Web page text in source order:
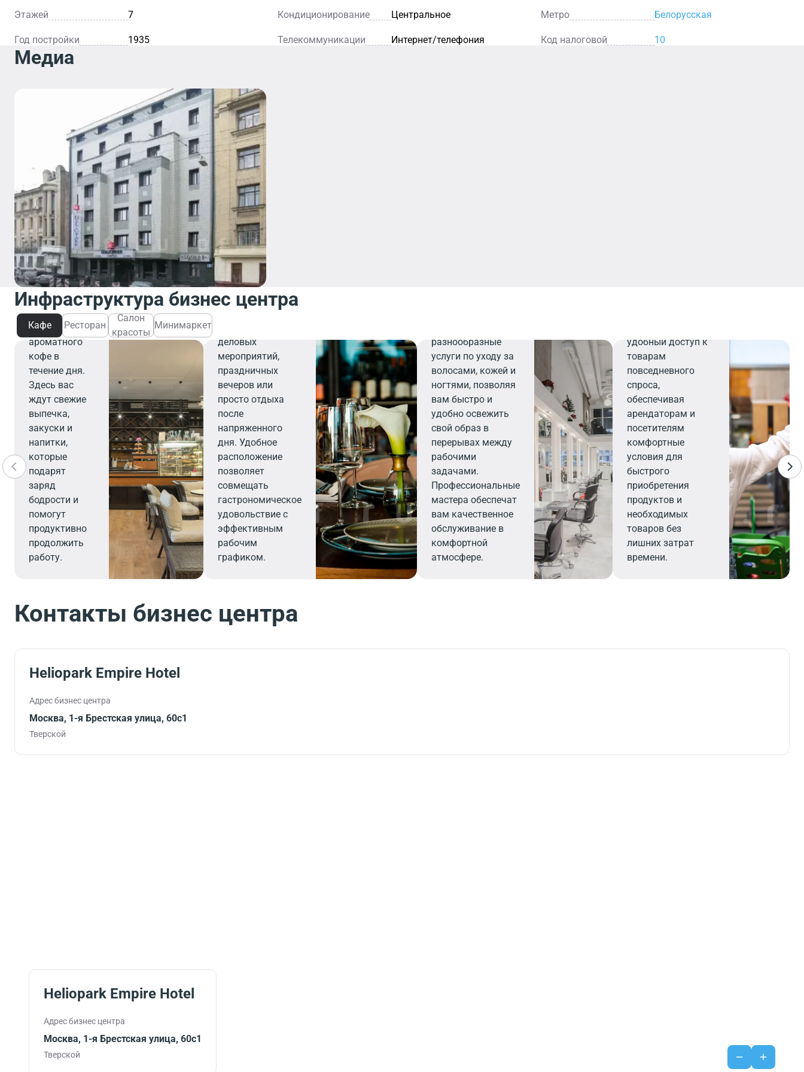
Этажей 7 Кондиционирование Центральное Метро Белорусская
Год постройки 1935 Телекоммуникации Интернет/телефония Код налоговой 10
Медиа
Инфраструктура бизнес центра
Кафе Ресторан
Салон
красоты
Минимаркет
Кафе
Уютное кафе
— это
идеальное
место для
легкого
завтрака,
деловой
встречи или
перерыва на
чашечку
ароматного
кофе в
течение дня.
Здесь вас
ждут свежие
выпечка,
закуски и
напитки,
которые
подарят
заряд
бодрости и
помогут
продуктивно
продолжить
работу.
Ресторан
Благодаря
элегантному
интерьеру и
внимательному
персоналу,
ресторан станет
вашим надежным
выбором для
деловых
мероприятий,
праздничных
вечеров или
просто отдыха
после
напряженного
дня. Удобное
расположение
позволяет
совмещать
гастрономическое
удовольствие с
эффективным
рабочим
графиком.
разнообразные
услуги по уходу за
волосами, кожей и
ногтями, позволяя
вам быстро и
удобно освежить
свой образ в
перерывах между
рабочими
задачами.
Профессиональные
мастера обеспечат
вам качественное
обслуживание в
комфортной
атмосфере.
удобный доступ к
товарам
повседневного
спроса,
обеспечивая
арендаторам и
посетителям
комфортные
условия для
быстрого
приобретения
продуктов и
необходимых
товаров без
лишних затрат
времени.
Контакты бизнес центра
Heliopark Empire Hotel
Адрес бизнес центра
Москва, 1-я Брестская улица, 60с1
Тверской
Heliopark Empire Hotel
Адрес бизнес центра
Москва, 1-я Брестская улица, 60с1
Тверской